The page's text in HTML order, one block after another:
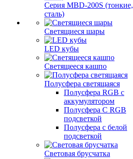
Серия MBD-200S (тонкие,
сталь)
Светящиеся шары
LED кубы
Светящееся кашпо
Полусфера светящаяся
Полусфера RGB с
аккумулятором
Полусфера С RGB
подсветкой
Полусфера с белой
подсветкой
Световая брусчатка